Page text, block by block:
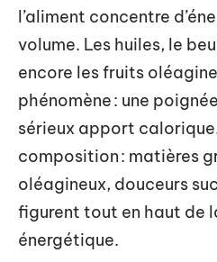
l’aliment concentre
volume. Les huiles, le
encore les fruits
phénomène : une
sérieux apport
composition : matières
oléagineux, douceurs
figurent tout en haut de
énergétique.